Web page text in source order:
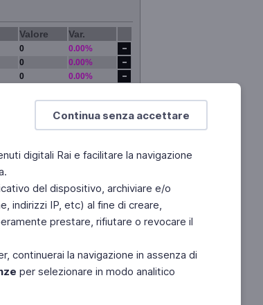
Continua senza accettare
digitali Rai e facilitare la navigazione
del dispositivo, archiviare e/o
indirizzi IP, etc) al fine di creare,
prestare, rifiutare o revocare il
continuerai la navigazione in assenza di
per selezionare in modo analitico
Valore Var.
0
0.00%
0
0.00%
0
0.00%